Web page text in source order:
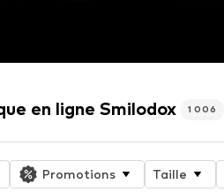
en ligne Smilodox 1 006
Promotions Taille